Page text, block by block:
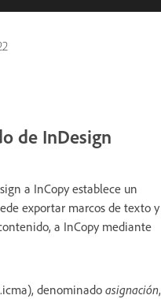
de InDesign
a InCopy establece un
exportar marcos de texto y
a InCopy mediante
denominado asignación,